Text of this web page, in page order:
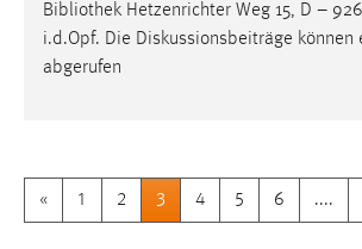
Bibliothek Hetzenrichter Weg 15, D –
i.d.Opf. Die Diskussionsbeiträge können
abgerufen
« 1 2 3 4 5 6 ....